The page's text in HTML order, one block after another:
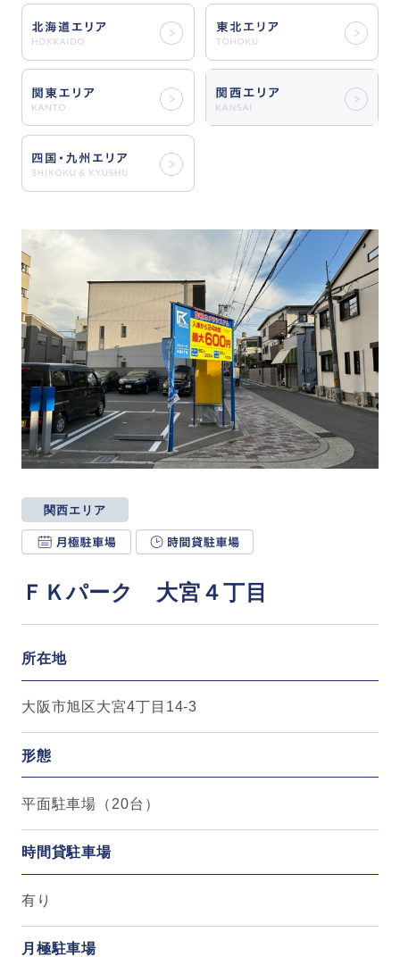
関西エリア
ＦＫパーク 大宮４丁目
所在地
大阪市旭区大宮4丁目14-3
形態
平面駐車場（20台）
時間貸駐車場
有り
月極駐車場